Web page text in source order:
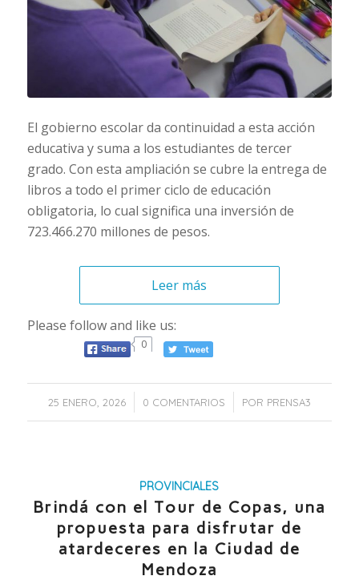
El gobierno escolar da continuidad a esta acción
educativa y suma a los estudiantes de tercer
grado. Con esta ampliación se cubre la entrega de
libros a todo el primer ciclo de educación
obligatoria, lo cual significa una inversión de
723.466.270 millones de pesos.
Leer más
Please follow and like us:
0
25 ENERO, 2026
/ 0 COMENTARIOS
/ POR PRENSA3
PROVINCIALES
Brindá con el Tour de Copas, una
propuesta para disfrutar de
atardeceres en la Ciudad de
Mendoza